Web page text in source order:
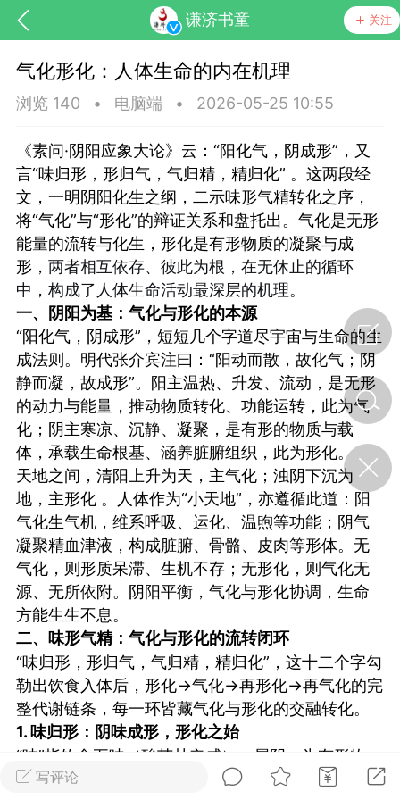
谦济书童 关注
节气气象
·特急预警】关
节返乡期间“闪
急提示
问答
如何购买【理肺清瘟膏】
【养正护络膏】？
小海（HAi） 2
容平，顺时收
时精气
0
谷气行、营卫通：内经视角
下的脾胃调养要义
写评论
气化形化：人体生命的内在机理
浏览 140 • 电脑端 • 2026-05-25 10:55
《素问·阴阳应象大论》云：“阳化气，阴成形”，又
言“味归形，形归气，气归精，精归化” 。这两段经
文，一明阴阳化生之纲，二示味形气精转化之序，
将“气化”与“形化”的辩证关系和盘托出。气化是无形
能量的流转与化生，形化是有形物质的凝聚与成
形， 两者相互依存、彼此为根，在无休止的循环
中，构成了人体生命活动最深层的机理。
一、阴阳为基：气化与形化的本源
“阳化气，阴成形”，短短几个字道尽宇宙与生命的生
成法则。明代张介宾注曰：“阳动而散，故化气；阴
静而凝，故成形”。阳主温热、升发、流动，是无形
的动力与能量，推动物质转化、功能运转，此为气
化；阴主寒凉、沉静、凝聚，是有形的物质与载
体，承载生命根基、涵养脏腑组织，此为形化。
天地之间，清阳上升为天，主气化；浊阴下沉为
地，主形化 。人体作为“小天地”，亦遵循此道：阳
气化生气机，维系呼吸、运化、温煦等功能；阴气
凝聚精血津液，构成脏腑、骨骼、皮肉等形体。无
气化，则形质呆滞、生机不存；无形化，则气化无
源、无所依附。阴阳平衡，气化与形化协调，生命
方能生生不息。
二、味形气精：气化与形化的流转闭环
“味归形，形归气，气归精，精归化”，这十二个字勾
勒出饮食入体后，形化→气化→再形化→再气化的完
整代谢链条，每一环皆藏气化与形化的交融转化。
1. 味归形：阴味成形，形化之始
“味”指饮食五味（酸苦甘辛咸），属阴，为有形物
质。“归”为滋养、充养之意。饮食入口，经脾胃腐熟